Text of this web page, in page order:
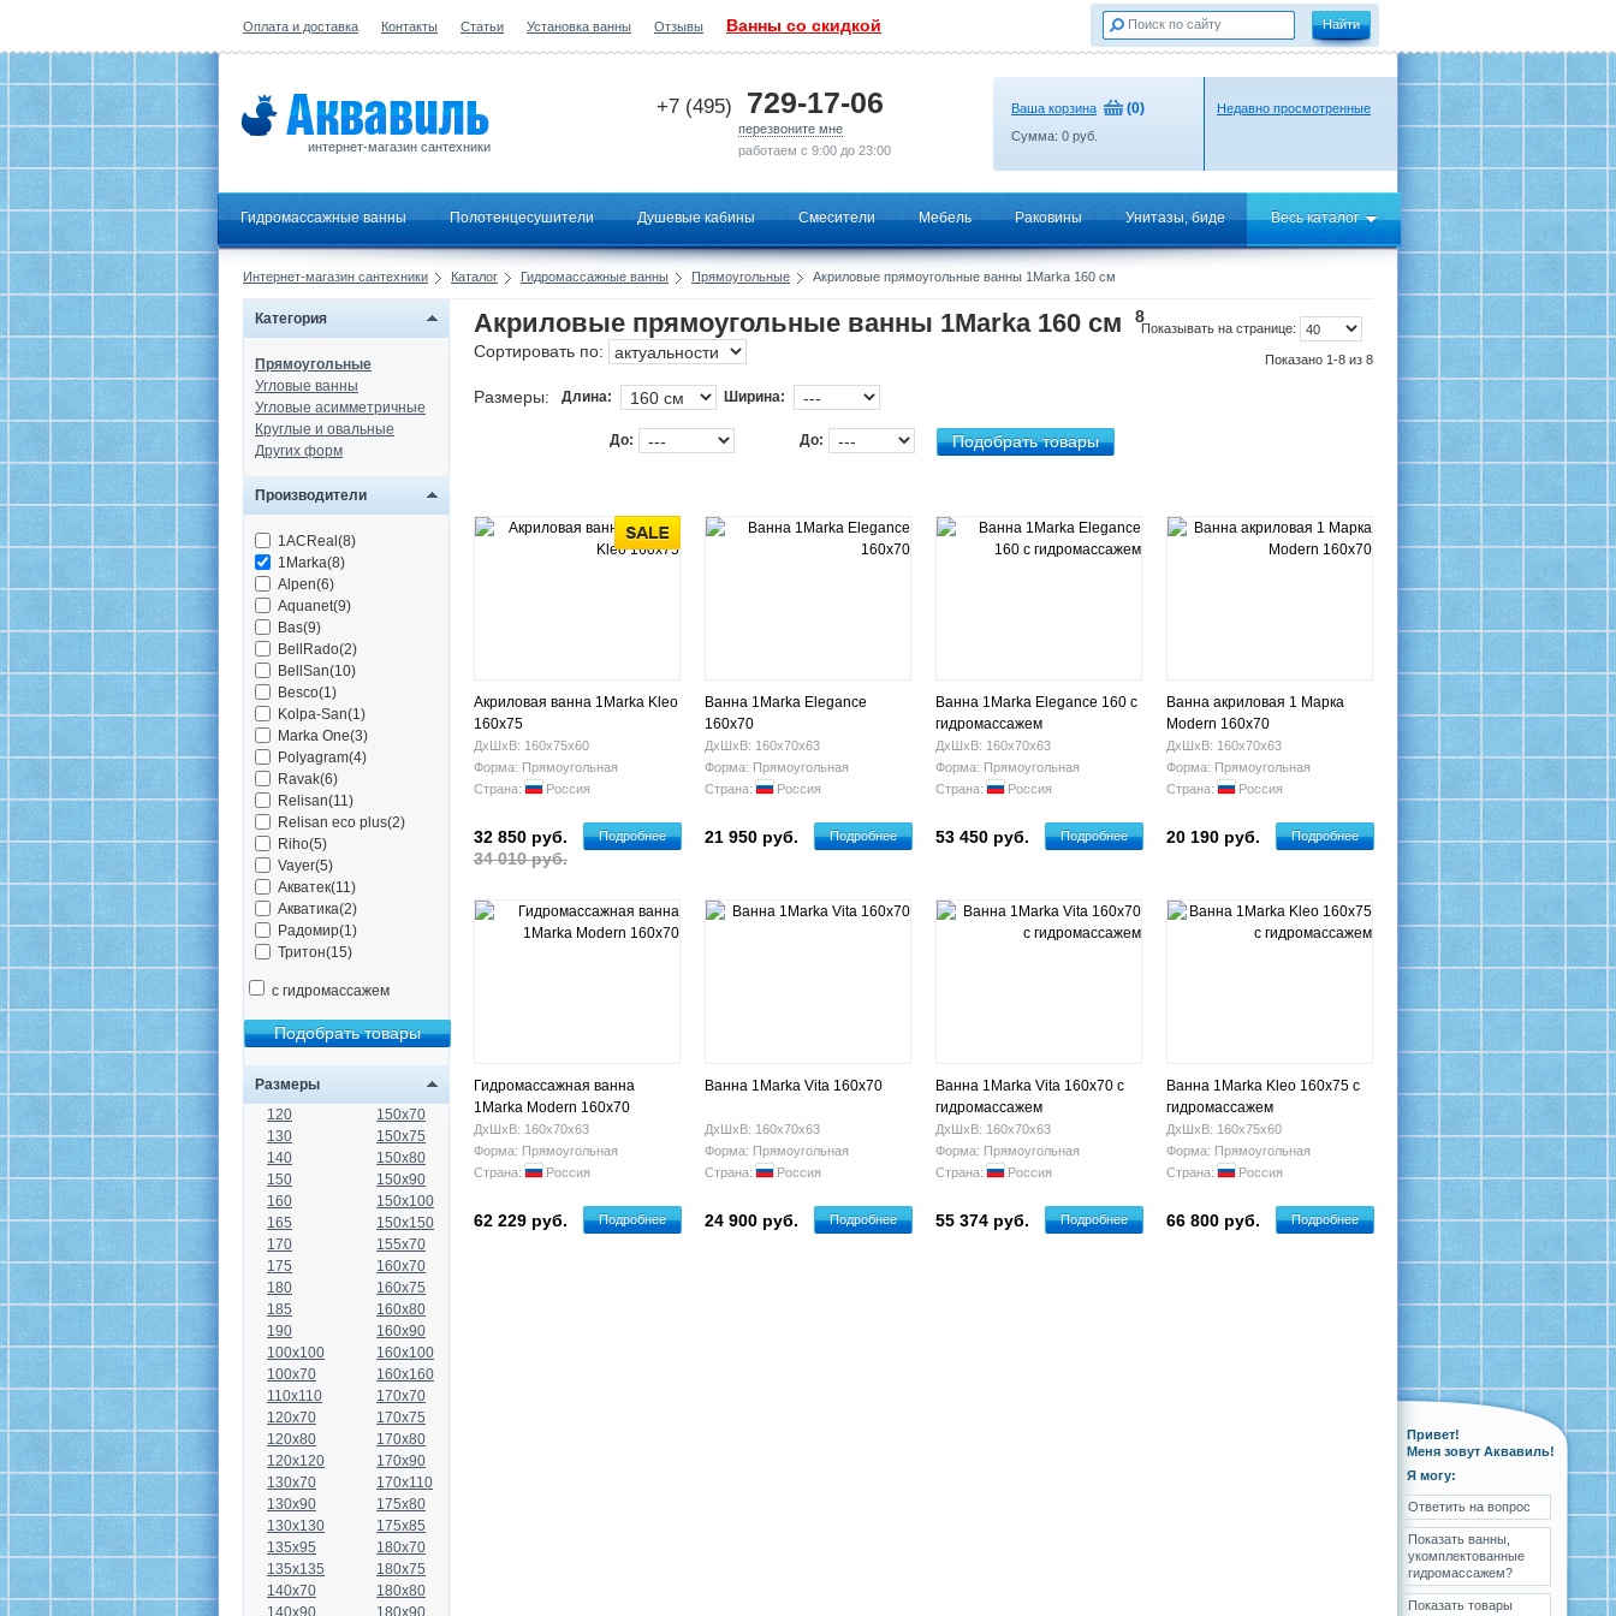
Оплата и доставка Контакты Статьи Установка ванны Отзывы Ванны со скидкой
интернет-магазин сантехники
+7 (495) 729-17-06
перезвоните мне
работаем с 9:00 до 23:00
Ваша корзина (0)
Сумма: 0 руб.
Недавно просмотренные
Гидромассажные ванны Полотенцесушители Душевые кабины Смесители Мебель Раковины Унитазы, биде Весь каталог
Интернет-магазин сантехники Каталог Гидромассажные ванны Прямоугольные Акриловые прямоугольные ванны 1Marka 160 см
Категория
Прямоугольные
Угловые ванны
Угловые асимметричные
Круглые и овальные
Других форм
Производители
1ACReal(8)
1Marka(8)
Alpen(6)
Aquanet(9)
Bas(9)
BellRado(2)
BellSan(10)
Besco(1)
Kolpa-San(1)
Marka One(3)
Polyagram(4)
Ravak(6)
Relisan(11)
Relisan eco plus(2)
Riho(5)
Vayer(5)
Акватек(11)
Акватика(2)
Радомир(1)
Тритон(15)
с гидромассажем
Размеры
120
130
140
150
160
165
170
175
180
185
190
100x100
100x70
110x110
120x70
120x80
120x120
130x70
130x90
130x130
135x95
135x135
140x70
140x90
150x70
150x75
150x80
150x90
150x100
150x150
155x70
160x70
160x75
160x80
160x90
160x100
160x160
170x70
170x75
170x80
170x90
170x110
175x80
175x85
180x70
180x75
180x80
180x90
Показывать на странице:
Показано 1-8 из 8
Акриловые прямоугольные ванны 1Marka 160 см
8
Сортировать по:
Размеры: Длина: Ширина:
До: До:
Акриловая ванна 1Marka Kleo
160x75
ДхШхВ: 160х75х60
Форма: Прямоугольная
Страна:
Россия
32 850 руб.
34 010 руб.
Подробнее
Ванна 1Marka Elegance
160x70
ДхШхВ: 160х70х63
Форма: Прямоугольная
Страна:
Россия
21 950 руб. Подробнее
Ванна 1Marka Elegance 160 с
гидромассажем
ДхШхВ: 160х70х63
Форма: Прямоугольная
Страна:
Россия
53 450 руб. Подробнее
Ванна акриловая 1 Марка
Modern 160х70
ДхШхВ: 160х70х63
Форма: Прямоугольная
Страна:
Россия
20 190 руб. Подробнее
Гидромассажная ванна
1Marka Modern 160x70
ДхШхВ: 160х70х63
Форма: Прямоугольная
Страна:
Россия
62 229 руб. Подробнее
Ванна 1Marka Vita 160x70
ДхШхВ: 160х70х63
Форма: Прямоугольная
Страна:
Россия
24 900 руб. Подробнее
Ванна 1Marka Vita 160x70 с
гидромассажем
ДхШхВ: 160х70х63
Форма: Прямоугольная
Страна:
Россия
55 374 руб. Подробнее
Ванна 1Marka Kleo 160x75 с
гидромассажем
ДхШхВ: 160х75х60
Форма: Прямоугольная
Страна:
Россия
66 800 руб. Подробнее
Привет!
Меня зовут Аквавиль!
Я могу:
Ответить на вопрос
Показать ванны,
укомплектованные
гидромассажем?
Показать товары